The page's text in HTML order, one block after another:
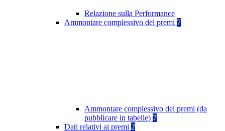
Relazione sulla Performance
Ammontare complessivo dei premi 7
Ammontare complessivo dei premi (da
pubblicare in tabelle) 7
Dati relativi ai premi 2